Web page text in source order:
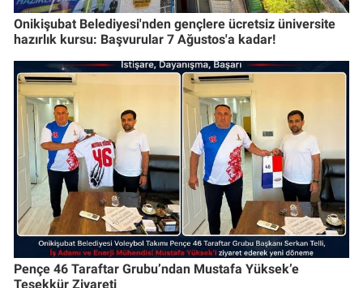
Onikişubat Belediyesi'nden gençlere ücretsiz üniversite
hazırlık kursu: Başvurular 7 Ağustos'a kadar!
Pençe 46 Taraftar Grubu’ndan Mustafa Yüksek’e
Teşekkür Ziyareti